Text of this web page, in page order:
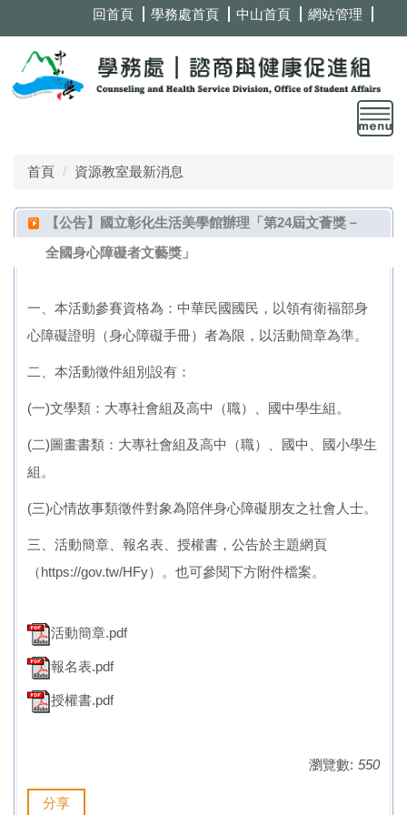
到
內
回首頁 學務處首頁 中山首頁 網站管理
首頁 資源教室最新消息
【公告】國立彰化生活美學館辦理「第24屆文薈獎－
全國身心障礙者文藝獎」
一、本活動參賽資格為：中華民國國民，以領有衛福部身
心障礙證明（身心障礙手冊）者為限，以活動簡章為準。
二、本活動徵件組別設有：
(一)文學類：大專社會組及高中（職）、國中學生組。
(二)圖畫書類：大專社會組及高中（職）、國中、國小學生
組。
(三)心情故事類徵件對象為陪伴身心障礙朋友之社會人士。
三、活動簡章、報名表、授權書，公告於主題網頁
（https://gov.tw/HFy）。也可參閱下方附件檔案。
活動簡章.pdf
報名表.pdf
授權書.pdf
瀏覽數: 550
分享